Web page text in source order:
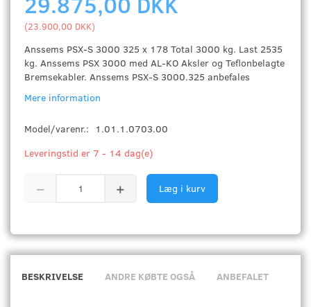
(23.900,00 DKK)
Anssems PSX-S 3000 325 x 178 Total 3000 kg. Last 2535
kg. Anssems PSX 3000 med AL-KO Aksler og Teflonbelagte
Bremsekabler. Anssems PSX-S 3000.325 anbefales
Mere information
Model/varenr.:
1.01.1.0703.00
Leveringstid er 7 - 14 dag(e)
Læg i kurv
BESKRIVELSE ANDRE KØBTE OGSÅ ANBEFALET